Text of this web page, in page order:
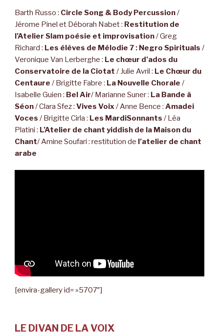
Barth Russo : Circle Song & Body Percussion/
Jérome Pinel et Déborah Nabet : Restitution de
l’Atelier Slam poésie et improvisation/ Greg
Richard : Les élèves de Mélodie 7 : Negro Spirituals /
Veronique Van Lerberghe : Le chœur d’ados du
Conservatoire de la Ciotat / Julie Avril : Le Chœur du
Centaure / Brigitte Fabre : La Nouvelle Chorale /
Isabelle Guien : Bel Air/ Marianne Suner : La Bande à
Séon/ Clara Sfez : Vives Voix/ Anne Bence : Amadei
Voces / Brigitte Cirla : Les MardiSonnants / Léa
Platini : L’Atelier de chant yiddish de la Maison du
Chant/ Amine Soufari : restitution de l’atelier de chant
arabe
[envira-gallery id= »5707″]
LE DIVAN DE LA VOIX